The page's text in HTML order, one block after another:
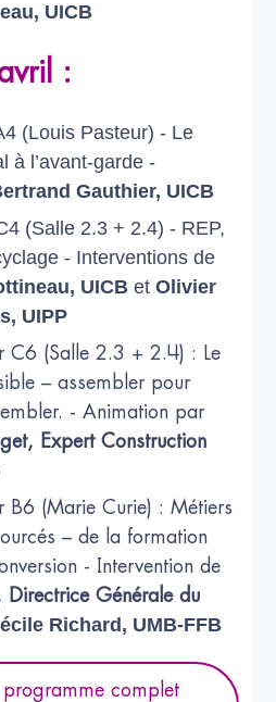
UICB
:
(Louis Pasteur) - Le
à l’avant-garde -
Gauthier, UICB
(Salle 2.3 + 2.4) - REP,
- Interventions de
UICB etOlivier
UIPP
C6 (Salle 2.3 + 2.4) : Le
– assembler pour
- Animation par
Expert Construction
B6 (Marie Curie) : Métiers
– de la formation
- Intervention de
Directrice Générale du
Richard, UMB-FFB
programme complet